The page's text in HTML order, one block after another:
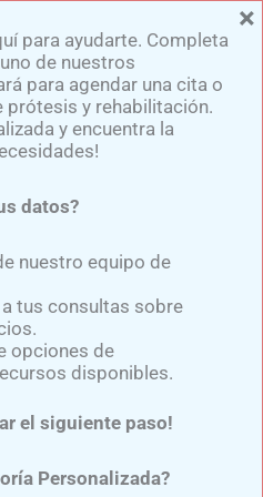
DE
en el nacimiento) de la
para ayudarte. Completa
de nuestros
para agendar una cita o
prótesis y rehabilitación.
y encuentra la
datos?
nuestro equipo de
tus consultas sobre
opciones de
disponibles.
el siguiente paso!
Personalizada?
×